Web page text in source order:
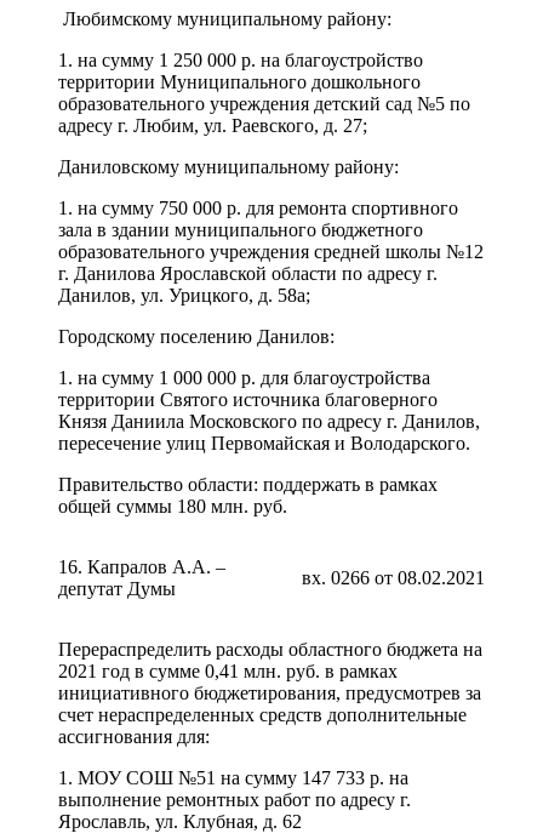
Любимскому муниципальному району:
1. на сумму 1 250 000 р. на благоустройство
территории Муниципального дошкольного
образовательного учреждения детский сад №5 по
адресу г. Любим, ул. Раевского, д. 27;
Даниловскому муниципальному району:
1. на сумму 750 000 р. для ремонта спортивного
зала в здании муниципального бюджетного
образовательного учреждения средней школы №12
г. Данилова Ярославской области по адресу г.
Данилов, ул. Урицкого, д. 58а;
Городскому поселению Данилов:
1. на сумму 1 000 000 р. для благоустройства
территории Святого источника благоверного
Князя Даниила Московского по адресу г. Данилов,
пересечение улиц Первомайская и Володарского.
Правительство области: поддержать в рамках
общей суммы 180 млн. руб.
16. Капралов А.А. –
депутат Думы
вх. 0266 от 08.02.2021
Перераспределить расходы областного бюджета на
2021 год в сумме 0,41 млн. руб. в рамках
инициативного бюджетирования, предусмотрев за
счет нераспределенных средств дополнительные
ассигнования для:
1. МОУ СОШ №51 на сумму 147 733 р. на
выполнение ремонтных работ по адресу г.
Ярославль, ул. Клубная, д. 62